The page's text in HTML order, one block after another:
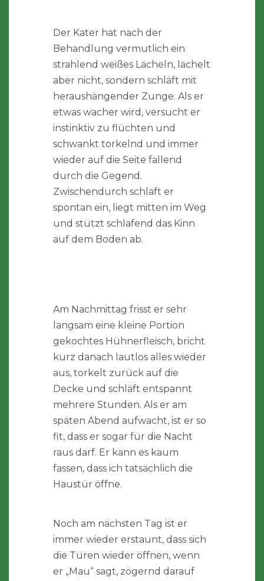
Der Kater hat nach der
Behandlung vermutlich ein
strahlend weißes Lächeln, lächelt
aber nicht, sondern schläft mit
heraushängender Zunge. Als er
etwas wacher wird, versucht er
instinktiv zu flüchten und
schwankt torkelnd und immer
wieder auf die Seite fallend
durch die Gegend.
Zwischendurch schläft er
spontan ein, liegt mitten im Weg
und stützt schlafend das Kinn
auf dem Boden ab.
Am Nachmittag frisst er sehr
langsam eine kleine Portion
gekochtes Hühnerfleisch, bricht
kurz danach lautlos alles wieder
aus, torkelt zurück auf die
Decke und schläft entspannt
mehrere Stunden. Als er am
späten Abend aufwacht, ist er so
fit, dass er sogar für die Nacht
raus darf. Er kann es kaum
fassen, dass ich tatsächlich die
Haustür öffne.
Noch am nächsten Tag ist er
immer wieder erstaunt, dass sich
die Türen wieder öffnen, wenn
er „Mau“ sagt, zögernd darauf